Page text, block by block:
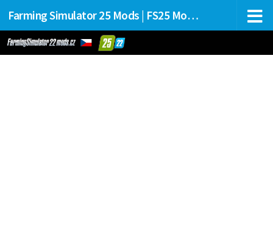
Farming Simulator 25 Mods | FS25 Mods Stahování